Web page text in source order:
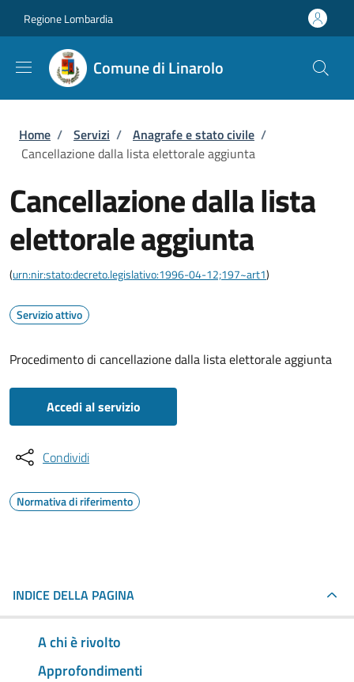
Regione Lombardia
Comune di Linarolo
Briciole di pane
Home / Servizi / Anagrafe e stato civile /
Cancellazione dalla lista elettorale aggiunta
Cancellazione dalla lista
elettorale aggiunta
(urn:nir:stato:decreto.legislativo:1996-04-12;197~art1)
Servizio attivo
Procedimento di cancellazione dalla lista elettorale aggiunta
Accedi al servizio
Condividi
Normativa di riferimento
INDICE DELLA PAGINA
A chi è rivolto
Approfondimenti